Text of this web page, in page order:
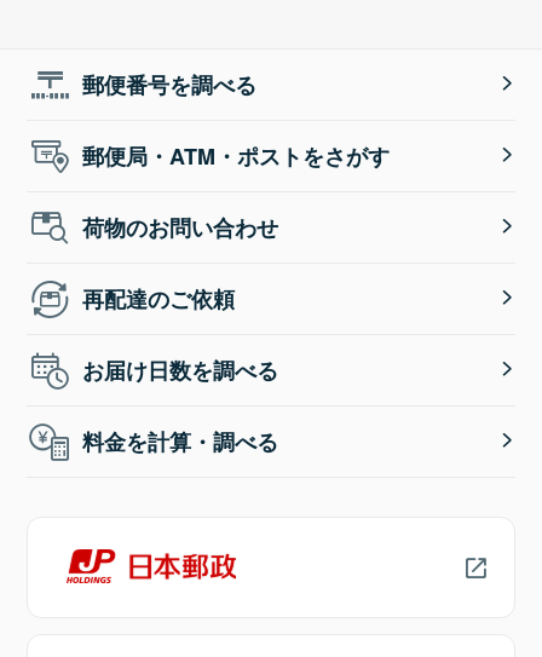
郵便番号を調べる
郵便局・ATM・ポストをさがす
荷物のお問い合わせ
再配達のご依頼
お届け日数を調べる
料金を計算・調べる